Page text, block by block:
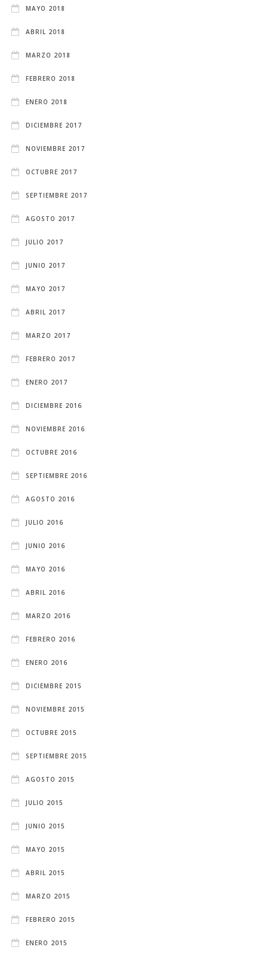
MAYO 2018
ABRIL 2018
MARZO 2018
FEBRERO 2018
ENERO 2018
DICIEMBRE 2017
NOVIEMBRE 2017
OCTUBRE 2017
SEPTIEMBRE 2017
AGOSTO 2017
JULIO 2017
JUNIO 2017
MAYO 2017
ABRIL 2017
MARZO 2017
FEBRERO 2017
ENERO 2017
DICIEMBRE 2016
NOVIEMBRE 2016
OCTUBRE 2016
SEPTIEMBRE 2016
AGOSTO 2016
JULIO 2016
JUNIO 2016
MAYO 2016
ABRIL 2016
MARZO 2016
FEBRERO 2016
ENERO 2016
DICIEMBRE 2015
NOVIEMBRE 2015
OCTUBRE 2015
SEPTIEMBRE 2015
AGOSTO 2015
JULIO 2015
JUNIO 2015
MAYO 2015
ABRIL 2015
MARZO 2015
FEBRERO 2015
ENERO 2015